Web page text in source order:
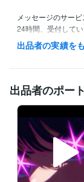
メッセージのサービ
24時間、受付してい
少しでも興味をもっ
心よりお待ちしてい
2023.6
受賞歴
ココナラ　登録し
日 # 】ブログ開始
ォロワーさん100
賞 ココナラ　ブ
出品者の実績を
出品者のポー